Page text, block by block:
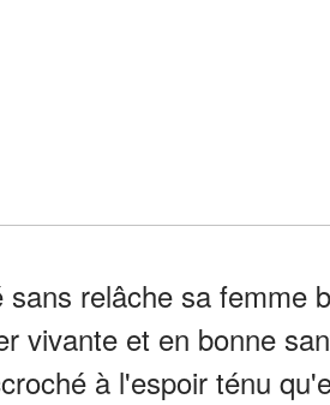
relâche sa femme
vivante et en bonne
à l'espoir ténu